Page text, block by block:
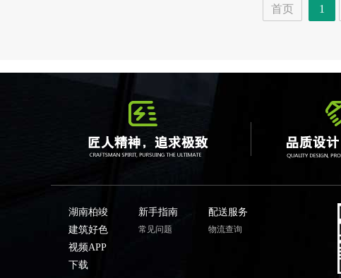
首页 1
湖南柏竣
建筑好色
视频APP
下载
新手指南
常见问题
配送服务
物流查询